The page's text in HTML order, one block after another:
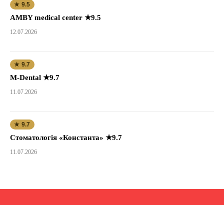
★ 9.5
AMBY medical center ★9.5
12.07.2026
★ 9.7
M-Dental ★9.7
11.07.2026
★ 9.7
Стоматологія «Константа» ★9.7
11.07.2026